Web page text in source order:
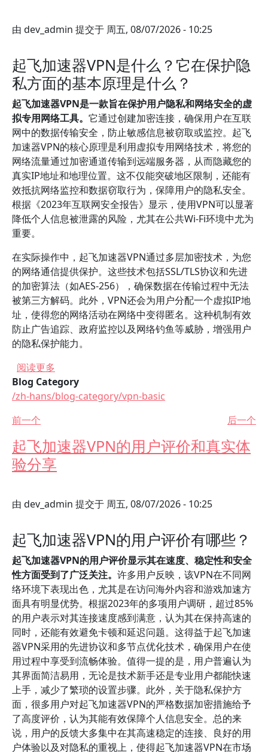
由 dev_admin 提交于 周五, 08/07/2026 - 10:25
起飞加速器VPN是什么？它在保护隐
私方面的基本原理是什么？
起飞加速器VPN是一款旨在保护用户隐私和网络安全的虚
拟专用网络工具。 它通过创建加密连接，确保用户在互联
网中的数据传输安全，防止敏感信息被窃取或监控。起飞
加速器VPN的核心原理是利用虚拟专用网络技术，将您的
网络流量通过加密通道传输到远端服务器，从而隐藏您的
真实IP地址和地理位置。这不仅能突破地区限制，还能有
效抵抗网络监控和数据窃取行为，保障用户的隐私安全。
根据《2023年互联网安全报告》显示，使用VPN可以显著
降低个人信息被泄露的风险，尤其在公共Wi-Fi环境中尤为
重要。
在实际操作中，起飞加速器VPN通过多层加密技术，为您
的网络通信提供保护。这些技术包括SSL/TLS协议和先进
的加密算法（如AES-256），确保数据在传输过程中无法
被第三方解码。此外，VPN还会为用户分配一个虚拟IP地
址，使得您的网络活动在网络中变得匿名。这种机制有效
防止广告追踪、政府监控以及网络钓鱼等威胁，增强用户
的隐私保护能力。
阅读更多
Blog Category
/zh-hans/blog-category/vpn-basic
前一个
后一个
起飞加速器VPN的用户评价和真实体
验分享
由 dev_admin 提交于 周五, 08/07/2026 - 10:25
起飞加速器VPN的用户评价有哪些？
起飞加速器VPN的用户评价显示其在速度、稳定性和安全
性方面受到了广泛关注。 许多用户反映，该VPN在不同网
络环境下表现出色，尤其是在访问海外内容和游戏加速方
面具有明显优势。根据2023年的多项用户调研，超过85%
的用户表示对其连接速度感到满意，认为其在保持高速的
同时，还能有效避免卡顿和延迟问题。这得益于起飞加速
器VPN采用的先进协议和多节点优化技术，确保用户在使
用过程中享受到流畅体验。值得一提的是，用户普遍认为
其界面简洁易用，无论是技术新手还是专业用户都能快速
上手，减少了繁琐的设置步骤。此外，关于隐私保护方
面，很多用户对起飞加速器VPN的严格数据加密措施给予
了高度评价，认为其能有效保障个人信息安全。总的来
说，用户的反馈大多集中在其高速稳定的连接、良好的用
户体验以及对隐私的重视上，使得起飞加速器VPN在市场